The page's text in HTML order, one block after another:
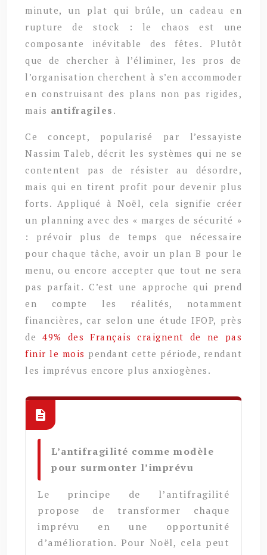
minute, un plat qui brûle, un cadeau en
rupture de stock : le chaos est une
composante inévitable des fêtes. Plutôt
que de chercher à l’éliminer, les pros de
l’organisation cherchent à s’en accommoder
en construisant des plans non pas rigides,
mais antifragiles .
Ce concept, popularisé par l’essayiste
Nassim Taleb, décrit les systèmes qui ne se
contentent pas de résister au désordre,
mais qui en tirent profit pour devenir plus
forts. Appliqué à Noël, cela signifie créer
un planning avec des « marges de sécurité »
: prévoir plus de temps que nécessaire
pour chaque tâche, avoir un plan B pour le
menu, ou encore accepter que tout ne sera
pas parfait. C’est une approche qui prend
en compte les réalités, notamment
financières, car selon une étude IFOP, près
de 49% des Français craignent de ne pas
finir le mois pendant cette période, rendant
les imprévus encore plus anxiogènes.
L’antifragilité comme modèle
pour surmonter l’imprévu
Le principe de l’antifragilité
propose de transformer chaque
imprévu en une opportunité
d’amélioration. Pour Noël, cela peut